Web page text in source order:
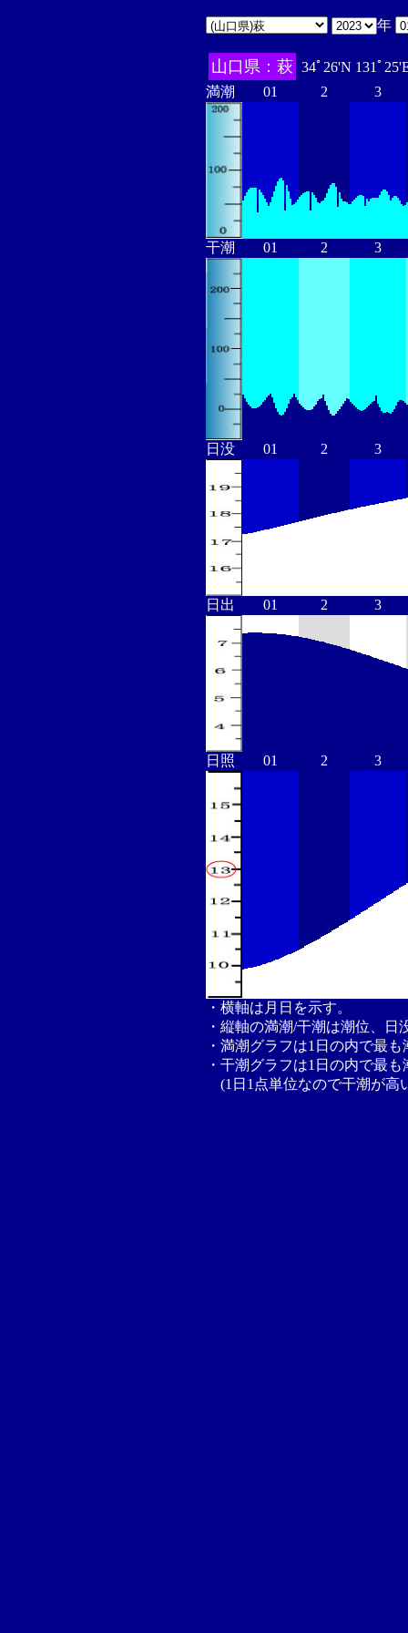
年
山口県：萩 34ﾟ26'N 131ﾟ
満潮
01 2 3
干潮 01 2 3
日没 01 2 3
日出 01 2 3
日照 01 2 3
・横軸は月日を示す。
・縦軸の満潮/干潮は潮位、
・満潮グラフは1日の内で最
・干潮グラフは1日の内で最
(1日1点単位なので干潮が高